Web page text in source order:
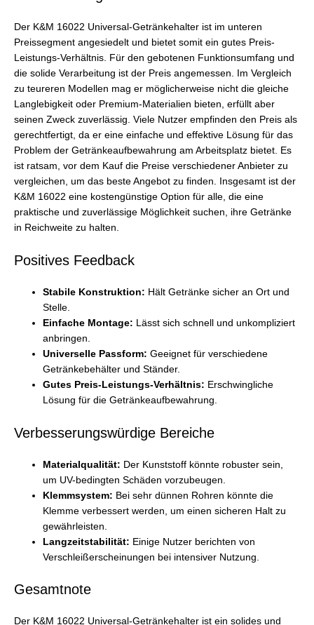
Der K&M 16022 Universal-Getränkehalter ist im unteren
Preissegment angesiedelt und bietet somit ein gutes Preis-
Leistungs-Verhältnis. Für den gebotenen Funktionsumfang und
die solide Verarbeitung ist der Preis angemessen. Im Vergleich
zu teureren Modellen mag er möglicherweise nicht die gleiche
Langlebigkeit oder Premium-Materialien bieten, erfüllt aber
seinen Zweck zuverlässig. Viele Nutzer empfinden den Preis als
gerechtfertigt, da er eine einfache und effektive Lösung für das
Problem der Getränkeaufbewahrung am Arbeitsplatz bietet. Es
ist ratsam, vor dem Kauf die Preise verschiedener Anbieter zu
vergleichen, um das beste Angebot zu finden. Insgesamt ist der
K&M 16022 eine kostengünstige Option für alle, die eine
praktische und zuverlässige Möglichkeit suchen, ihre Getränke
in Reichweite zu halten.
Positives Feedback
Stabile Konstruktion: Hält Getränke sicher an Ort und
Stelle.
Einfache Montage: Lässt sich schnell und unkompliziert
anbringen.
Universelle Passform: Geeignet für verschiedene
Getränkebehälter und Ständer.
Gutes Preis-Leistungs-Verhältnis: Erschwingliche
Lösung für die Getränkeaufbewahrung.
Verbesserungswürdige Bereiche
Materialqualität: Der Kunststoff könnte robuster sein,
um UV-bedingten Schäden vorzubeugen.
Klemmsystem: Bei sehr dünnen Rohren könnte die
Klemme verbessert werden, um einen sicheren Halt zu
gewährleisten.
Langzeitstabilität: Einige Nutzer berichten von
Verschleißerscheinungen bei intensiver Nutzung.
Gesamtnote
Der K&M 16022 Universal-Getränkehalter ist ein solides und